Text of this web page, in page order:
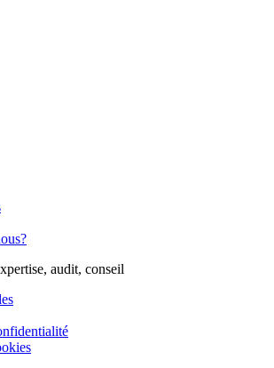
audit, conseil